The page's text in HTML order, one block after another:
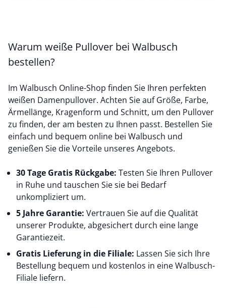
Warum weiße Pullover bei Walbusch
bestellen?
Im Walbusch Online-Shop finden Sie Ihren perfekten
weißen Damenpullover. Achten Sie auf Größe, Farbe,
Ärmellänge, Kragenform und Schnitt, um den Pullover
zu finden, der am besten zu Ihnen passt. Bestellen Sie
einfach und bequem online bei Walbusch und
genießen Sie die Vorteile unseres Angebots.
30 Tage Gratis Rückgabe: Testen Sie Ihren Pullover
in Ruhe und tauschen Sie sie bei Bedarf
unkompliziert um.
5 Jahre Garantie: Vertrauen Sie auf die Qualität
unserer Produkte, abgesichert durch eine lange
Garantiezeit.
Gratis Lieferung in die Filiale: Lassen Sie sich Ihre
Bestellung bequem und kostenlos in eine Walbusch-
Filiale liefern.